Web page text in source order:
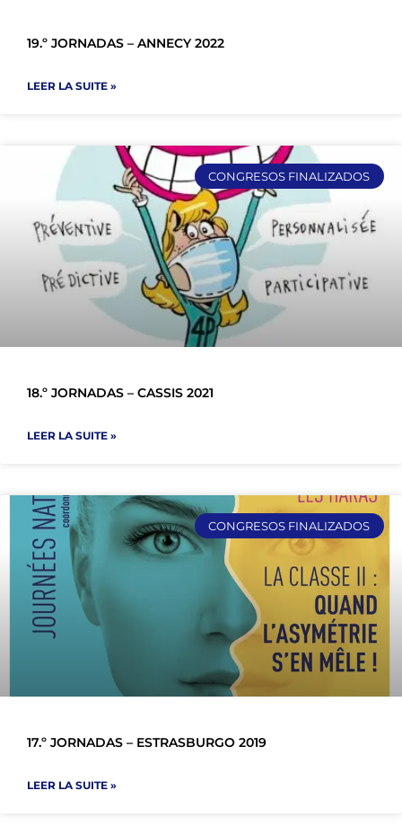
19.º JORNADAS – ANNECY 2022
LEER LA SUITE »
CONGRESOS FINALIZADOS
18.º JORNADAS – CASSIS 2021
LEER LA SUITE »
CONGRESOS FINALIZADOS
17.º JORNADAS – ESTRASBURGO 2019
LEER LA SUITE »